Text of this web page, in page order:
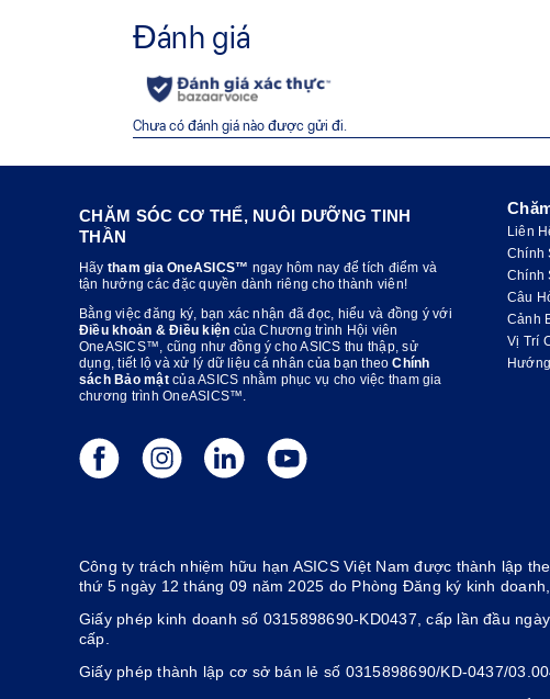
2 seam line pockets and a zippered back pocket for
essentials.
back.
Regular fit.
CHĂM SÓC CƠ THỂ, NUÔI DƯỠNG TINH
THẦN
Hãy tham gia OneASICS™ ngay hôm nay để tích điểm và
tận hưởng các đặc quyền dành riêng cho thành viên!
Bằng việc đăng ký, bạn xác nhận đã đọc, hiểu và đồng ý với
Điều khoản & Điều kiện của Chương trình Hội viên
OneASICS™, cũng như đồng ý cho ASICS thu thập, sử
dụng, tiết lộ và xử lý dữ liệu cá nhân của bạn theoChính
sách Bảo mậtcủa ASICS nhằm phục vụ cho việc tham gia
chương trình OneASICS™.
Liên
Chính
Chính
Câu
Cảnh
Vị Trí
Công ty trách nhiệm hữu hạn ASICS Việt Nam được thành lập
thứ 5 ngày 12 tháng 09 năm 2025 do Phòng Đăng ký kinh
Giấy phép kinh doanh số 0315898690-KD0437, cấp lần đầu
cấp.
Giấy phép thành lập cơ sở bán lẻ số 0315898690/KD-0437/